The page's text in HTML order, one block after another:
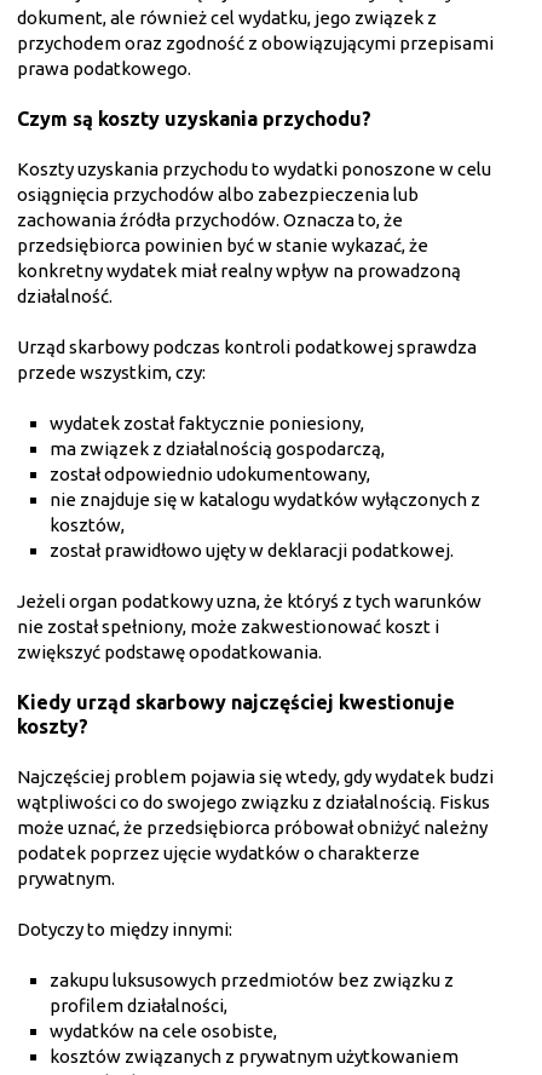
dokument, ale również cel wydatku, jego związek z
przychodem oraz zgodność z obowiązującymi przepisami
prawa podatkowego.
Czym są koszty uzyskania przychodu?
Koszty uzyskania przychodu to wydatki ponoszone w celu
osiągnięcia przychodów albo zabezpieczenia lub
zachowania źródła przychodów. Oznacza to, że
przedsiębiorca powinien być w stanie wykazać, że
konkretny wydatek miał realny wpływ na prowadzoną
działalność.
Urząd skarbowy podczas kontroli podatkowej sprawdza
przede wszystkim, czy:
wydatek został faktycznie poniesiony,
ma związek z działalnością gospodarczą,
został odpowiednio udokumentowany,
nie znajduje się w katalogu wydatków wyłączonych z
kosztów,
został prawidłowo ujęty w deklaracji podatkowej.
Jeżeli organ podatkowy uzna, że któryś z tych warunków
nie został spełniony, może zakwestionować koszt i
zwiększyć podstawę opodatkowania.
Kiedy urząd skarbowy najczęściej kwestionuje
koszty?
Najczęściej problem pojawia się wtedy, gdy wydatek budzi
wątpliwości co do swojego związku z działalnością. Fiskus
może uznać, że przedsiębiorca próbował obniżyć należny
podatek poprzez ujęcie wydatków o charakterze
prywatnym.
Dotyczy to między innymi:
zakupu luksusowych przedmiotów bez związku z
profilem działalności,
wydatków na cele osobiste,
kosztów związanych z prywatnym użytkowaniem